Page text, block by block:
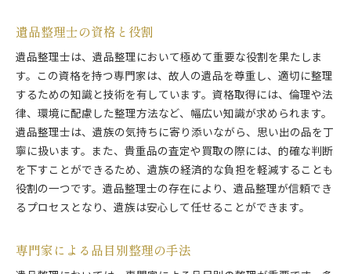
遺品整理士の資格と役割
遺品整理士は、遺品整理において極めて重要な役割を果たしま
す。この資格を持つ専門家は、故人の遺品を尊重し、適切に整理
するための知識と技術を有しています。資格取得には、倫理や法
律、環境に配慮した整理方法など、幅広い知識が求められます。
遺品整理士は、遺族の気持ちに寄り添いながら、思い出の品を丁
寧に扱います。また、貴重品の査定や買取の際には、的確な判断
を下すことができるため、遺族の経済的な負担を軽減することも
役割の一つです。遺品整理士の存在により、遺品整理が信頼でき
るプロセスとなり、遺族は安心して任せることができます。
専門家による品目別整理の手法